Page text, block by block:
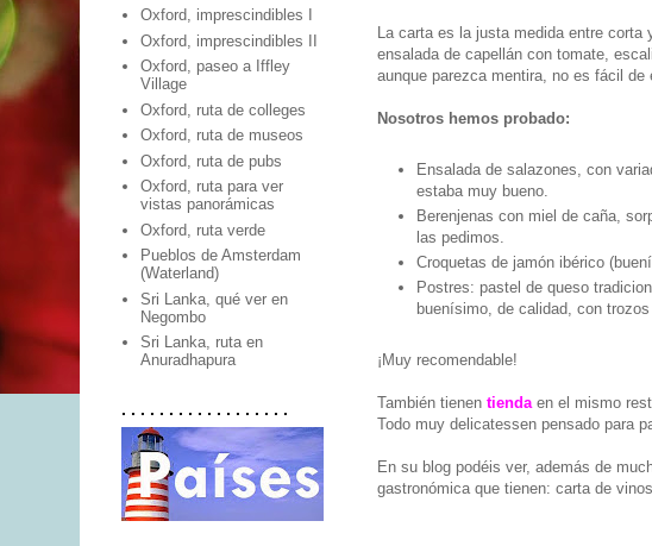
La carta es la justa medida entre
ensalada de capellán con tomate,
aunque parezca mentira, no es fácil de
Nosotros hemos probado:
Ensalada de salazones, con
estaba muy bueno.
Berenjenas con miel de caña,
las pedimos.
Croquetas de jamón ibérico
Postres: pastel de queso
buenísimo, de calidad, con
¡Muy recomendable!
También tienen tienda en el mismo
Todo muy delicatessen pensado para
En su blog podéis ver, además de
gastronómica que tienen: carta de
Oxford, imprescindibles I
Oxford, imprescindibles II
Oxford, paseo a Iffley
Village
Oxford, ruta de colleges
Oxford, ruta de museos
Oxford, ruta de pubs
Oxford, ruta para ver
vistas panorámicas
Oxford, ruta verde
Pueblos de Amsterdam
(Waterland)
Sri Lanka, qué ver en
Negombo
Sri Lanka, ruta en
Anuradhapura
. . . . . . . . . . . . . . . . . .